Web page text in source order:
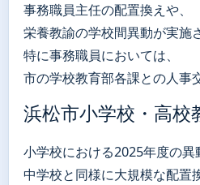
事務職員主任の配置換えや、
栄養教諭の学校間異動が実施
特に事務職員においては、
市の学校教育部各課との人事
浜松市小学校・高校
小学校における2025年度の異
中学校と同様に大規模な配置